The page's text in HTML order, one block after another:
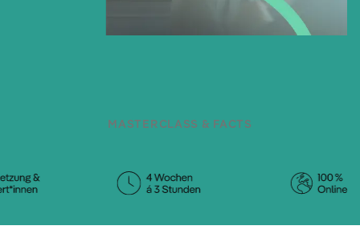
MASTERCLASS & FACTS